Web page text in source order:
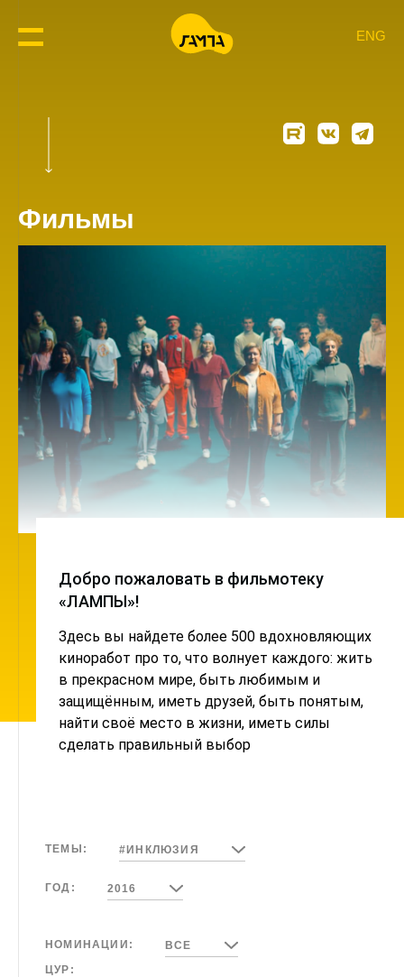
ENG
Фильмы
Добро пожаловать в фильмотеку
«ЛАМПЫ»!
Здесь вы найдете более 500 вдохновляющих
киноработ про то, что волнует каждого: жить
в прекрасном мире, быть любимым и
защищённым, иметь друзей, быть понятым,
найти своё место в жизни, иметь силы
сделать правильный выбор
ТЕМЫ: #ИНКЛЮЗИЯ
ГОД: 2016
НОМИНАЦИИ:
ВСЕ
ЦУР: